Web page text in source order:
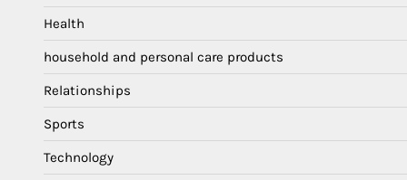
Health
household and personal care products
Relationships
Sports
Technology